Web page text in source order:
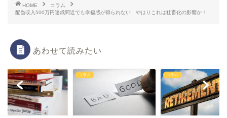
HOME
コラム
配当収入500万円達成間近でも幸福感が得られない やはりこれは社畜化の影響か！
あわせて読みたい
コラム コラム